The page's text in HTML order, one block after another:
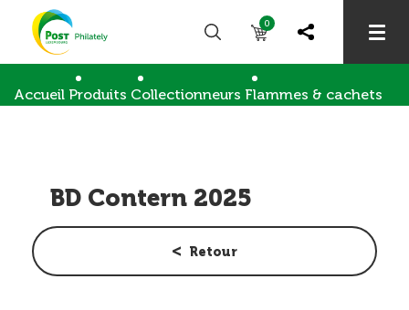
0
Accueil Produits Collectionneurs Flammes & cachets
BD Contern 2025
Retour